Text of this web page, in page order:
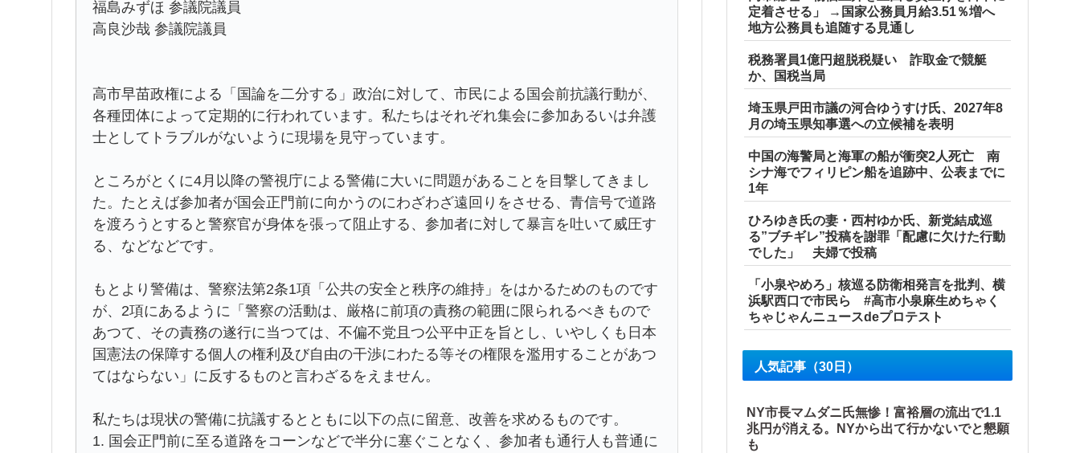
福島みずほ 参議院議員
高良沙哉 参議院議員
高市早苗政権による「国論を二分する」政治に対して、市民による国会前抗議行動が、
各種団体によって定期的に行われています。私たちはそれぞれ集会に参加あるいは弁護
士としてトラブルがないように現場を見守っています。
ところがとくに4月以降の警視庁による警備に大いに問題があることを目撃してきまし
た。たとえば参加者が国会正門前に向かうのにわざわざ遠回りをさせる、青信号で道路
を渡ろうとすると警察官が身体を張って阻止する、参加者に対して暴言を吐いて威圧す
る、などなどです。
もとより警備は、警察法第2条1項「公共の安全と秩序の維持」をはかるためのものです
が、2項にあるように「警察の活動は、厳格に前項の責務の範囲に限られるべきもので
あつて、その責務の遂行に当つては、不偏不党且つ公平中正を旨とし、いやしくも日本
国憲法の保障する個人の権利及び自由の干渉にわたる等その権限を濫用することがあつ
てはならない」に反するものと言わざるをえません。
私たちは現状の警備に抗議するとともに以下の点に留意、改善を求めるものです。
1. 国会正門前に至る道路をコーンなどで半分に塞ぐことなく、参加者も通行人も普通に
定着させる」 →国家公務員月給3.51％増へ
地方公務員も追随する見通し
税務署員1億円超脱税疑い 詐取金で競艇
か、国税当局
埼玉県戸田市議の河合ゆうすけ氏、2027年8
月の埼玉県知事選への立候補を表明
中国の海警局と海軍の船が衝突2人死亡 南
シナ海でフィリピン船を追跡中、公表までに
1年
ひろゆき氏の妻・西村ゆか氏、新党結成巡
る”ブチギレ”投稿を謝罪「配慮に欠けた行動
でした」 夫婦で投稿
「小泉やめろ」核巡る防衛相発言を批判、横
浜駅西口で市民ら #高市小泉麻生めちゃく
ちゃじゃんニュースdeプロテスト
人気記事（30日）
NY市長マムダニ氏無惨！富裕層の流出で1.1
兆円が消える。NYから出て行かないでと懇願
も